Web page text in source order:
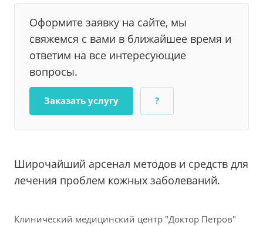
Оформите заявку на сайте, мы
свяжемся с вами в ближайшее время и
ответим на все интересующие
вопросы.
Заказать услугу ?
Широчайший арсенал методов и средств для
лечения проблем кожных заболеваний.
Клинический медицинский центр "Доктор Петров"